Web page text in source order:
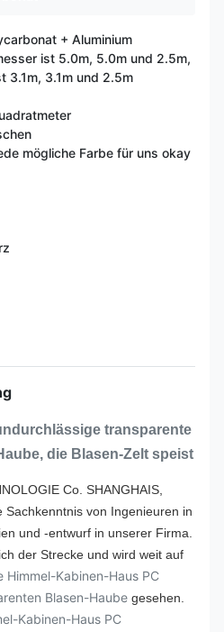
+ Aluminium
ist 5.0m, 5.0m und 2.5m,
3.1m, 3.1m und 2.5m
mögliche Farbe für uns okay
transparente
die Blasen-Zelt speist
Co. SHANGHAIS,
Sachkenntnis von Ingenieuren in
und -entwurf in unserer Firma.
der Strecke und wird weit auf
Himmel-Kabinen-Haus PC
Blasen-Haube gesehen.
Kabinen-Haus PC